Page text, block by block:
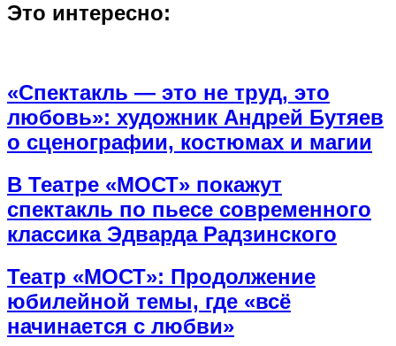
Это интересно:
«Спектакль — это не труд, это
любовь»: художник Андрей Бутяев
о сценографии, костюмах и магии
В Театре «МОСТ» покажут
спектакль по пьесе современного
классика Эдварда Радзинского
Театр «МОСТ»: Продолжение
юбилейной темы, где «всё
начинается с любви»